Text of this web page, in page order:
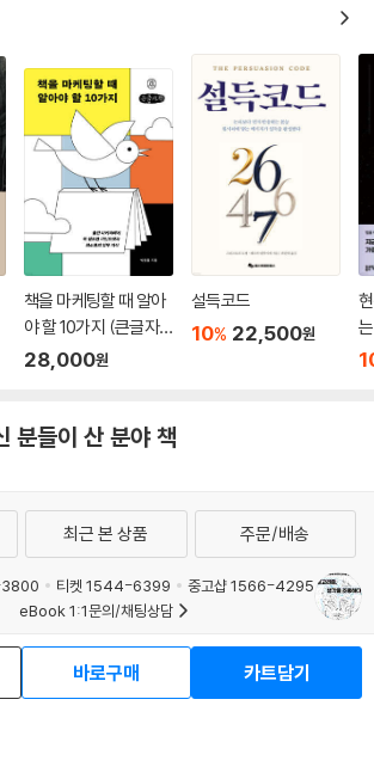
을 낮추거나 개인정보 보호 기술을 개발하는 데 사
리의 혁신은 멈추지 않았다는 걸 모두가 알고 있
일은 무엇일까. 열쇠는 ‘데이터 협동조합’에 있
에게 가장 큰 이익이 되도록 행동할 법적 의무가
의 운영방식에 대한 부분적인 통제권을 갖는다. 의
조합처럼 우리가 조합으로 뭉친다면 정부와 기업에
있다. 사람들의 데이터를 사용해 창출되는 인사
용할 수 있었던 것과 달리 협동조합을 만들면 우
진다. 데이터 시장이 빛의 속도로 발전하는 지금,
는 새로운 사회계약이 필요하다. 모두가 이익을 얻
책을 마케팅할 때 알아
야 할 10가지 (큰글자
책)
28,000원
설득코드
10% 22,500원
분들이 산 분야 책
바로구매 카트담기
최근 본 상품 주문/배송
3800 티켓 1544-6399
중고샵 1566-4295
eBook 1:1문의/채팅상담
예스이십사(주) 사업자 정보
개인정보처리방침
청소년보호정책